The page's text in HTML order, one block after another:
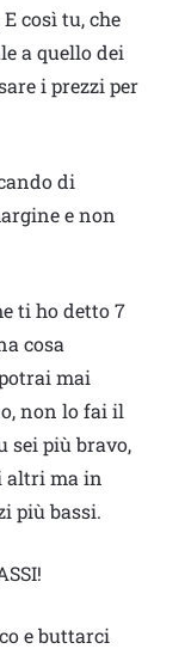
così tu, che
a quello dei
i prezzi per
di
e non
ti ho detto 7
cosa
mai
non lo fai il
sei più bravo,
altri ma in
più bassi.
e buttarci